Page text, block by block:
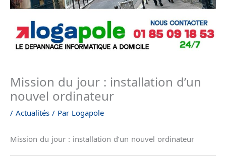
Mission du jour : installation d’un
nouvel ordinateur
/ Actualités / Par Logapole
Mission du jour : installation d’un nouvel ordinateur